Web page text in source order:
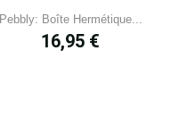
Pebbly: Boîte Hermétique...
Prix
16,95 €